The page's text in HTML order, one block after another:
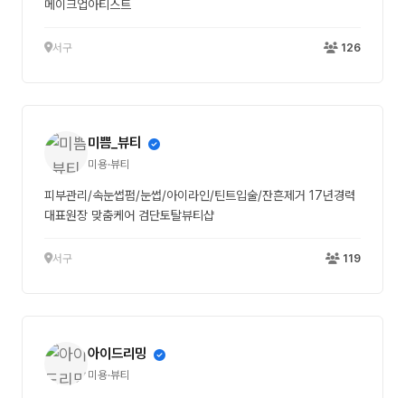
메이크업아티스트
서구 126
미쁨_뷰티
미용·뷰티
피부관리/속눈썹펌/눈썹/아이라인/틴트입술/잔흔제거 17년경력
대표원장 맞춤케어 검단토탈뷰티샵
서구 119
아이드리밍
미용·뷰티